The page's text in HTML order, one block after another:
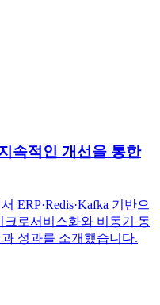
속적인 개선을 통한
ERP·Redis·Kafka 기반으
로서비스화와 비동기 동
성과를 소개했습니다.